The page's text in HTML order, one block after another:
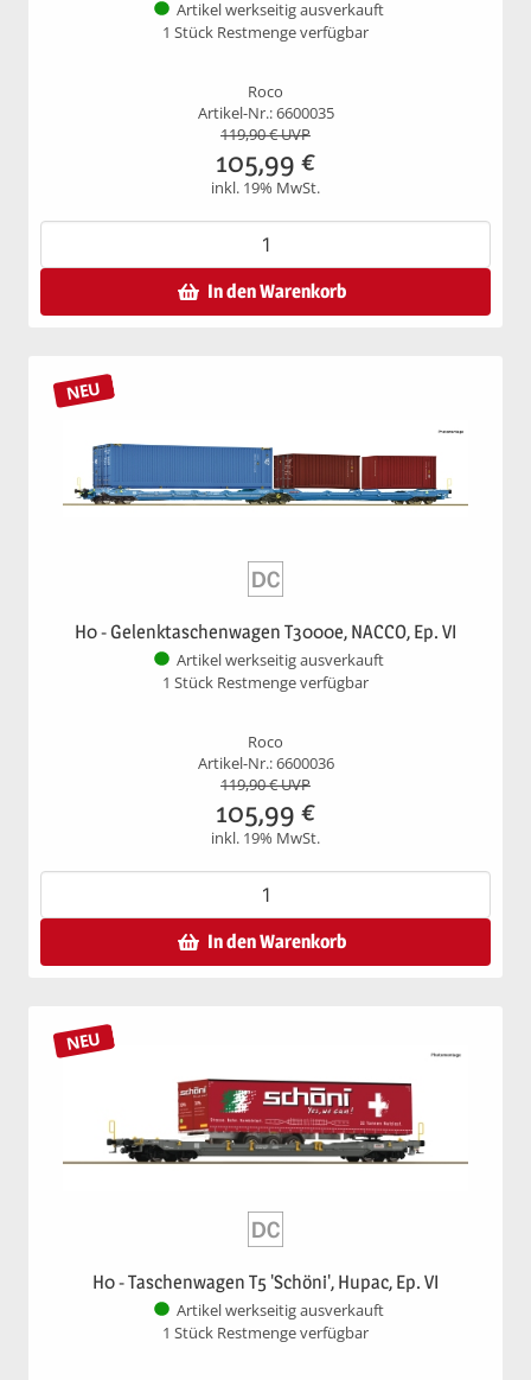
Artikel werkseitig ausverkauft
1 Stück Restmenge verfügbar
Roco
Artikel-Nr.: 6600035
119,90€ UVP
105,99 €
inkl. 19% MwSt.
In den Warenkorb
NEU
H0 - Gelenktaschenwagen T3000e, NACCO, Ep. VI
Artikel werkseitig ausverkauft
1 Stück Restmenge verfügbar
Roco
Artikel-Nr.: 6600036
119,90€ UVP
105,99 €
inkl. 19% MwSt.
In den Warenkorb
NEU
H0 - Taschenwagen T5 'Schöni', Hupac, Ep. VI
Artikel werkseitig ausverkauft
1 Stück Restmenge verfügbar